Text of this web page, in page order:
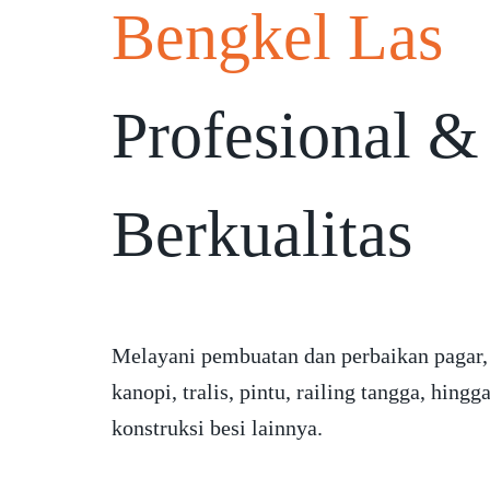
Bengkel Las
Profesional &
Berkualitas
Melayani pembuatan dan perbaikan pagar,
kanopi, tralis, pintu, railing tangga, hingga
konstruksi besi lainnya.